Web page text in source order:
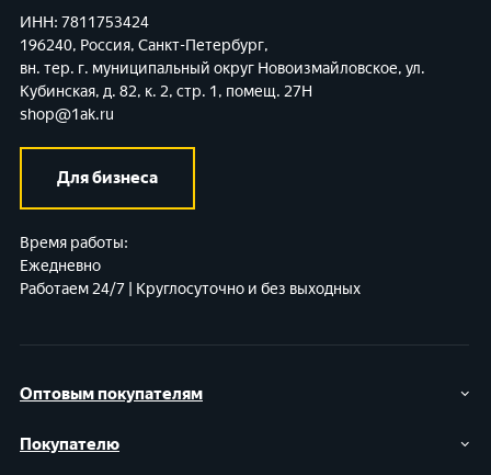
Оптовым покупателям
Покупателю
ИНН: 7811753424
196240, Россия, Санкт-Петербург,
вн. тер. г. муниципальный округ Новоизмайловское, ул.
Кубинская, д. 82, к. 2, стр. 1, помещ. 27Н
shop@1ak.ru
Для бизнеса
Время работы:
Ежедневно
Работаем 24/7 | Круглосуточно и без выходных